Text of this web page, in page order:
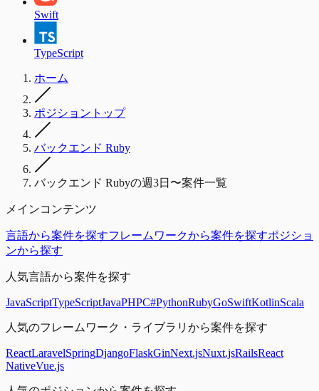
Swift
TypeScript
ホーム
ポジショントップ
バックエンド Ruby
バックエンド Rubyの週3日〜案件一覧
メインコンテンツ
言語から案件を探すフレームワークから案件を探すポジショ
ンから探す
人気言語から案件を探す
JavaScriptTypeScriptJavaPHPC#PythonRubyGoSwiftKotlinScala
人気のフレームワーク・ライブラリから案件を探す
ReactLaravelSpringDjangoFlaskGinNext.jsNuxt.jsRailsReact
NativeVue.js